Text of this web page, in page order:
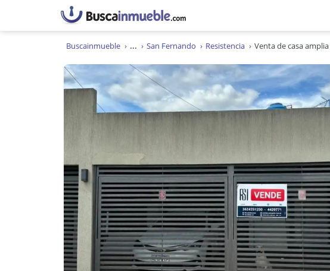
Buscainmueble ... San Fernando Resistencia